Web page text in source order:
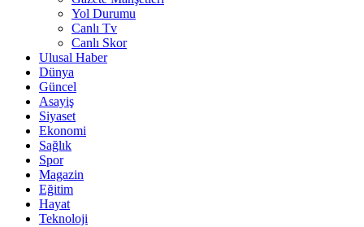
Yol Durumu
Canlı Tv
Canlı Skor
Ulusal Haber
Dünya
Güncel
Asayiş
Siyaset
Ekonomi
Sağlık
Spor
Magazin
Eğitim
Hayat
Teknoloji